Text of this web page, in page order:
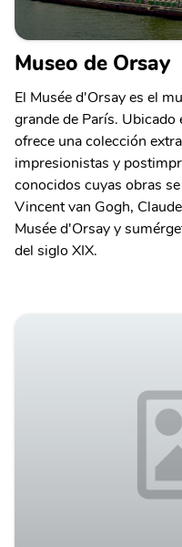
Museo de Orsay
El Musée d'Orsay es el
grande de París. Ubicado
ofrece una colección
impresionistas y
conocidos cuyas obras
Vincent van Gogh,
Musée d'Orsay y
del siglo XIX.